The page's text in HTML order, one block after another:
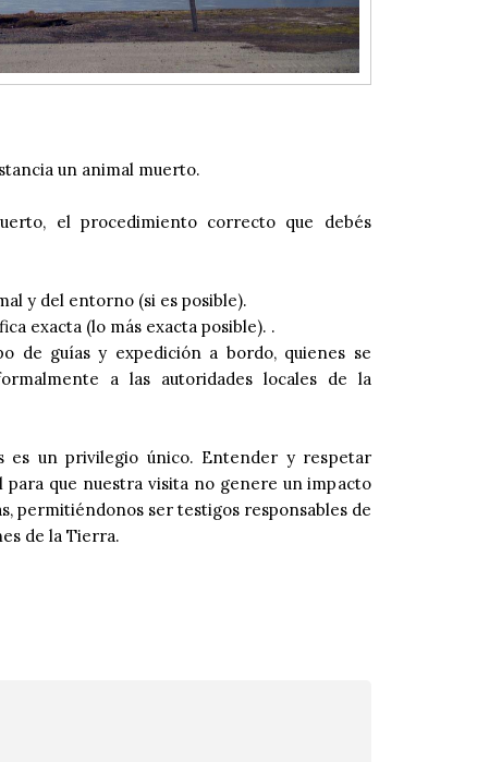
un animal muerto.
el procedimiento correcto que debés
y del entorno (si es posible).
exacta (lo más exacta posible). .
de guías y expedición a bordo, quienes se
a las autoridades locales de la
es un privilegio único. Entender y respetar
para que nuestra visita no genere un impacto
permitiéndonos ser testigos responsables de
de la Tierra.